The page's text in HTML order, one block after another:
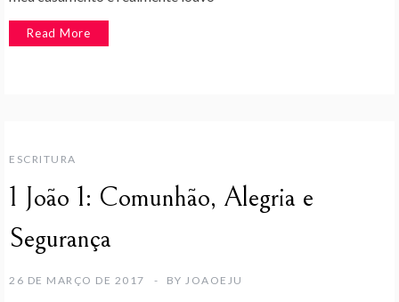
Read More
ESCRITURA
1 João 1: Comunhão, Alegria e
Segurança
26 DE MARÇO DE 2017 BY JOAOEJU